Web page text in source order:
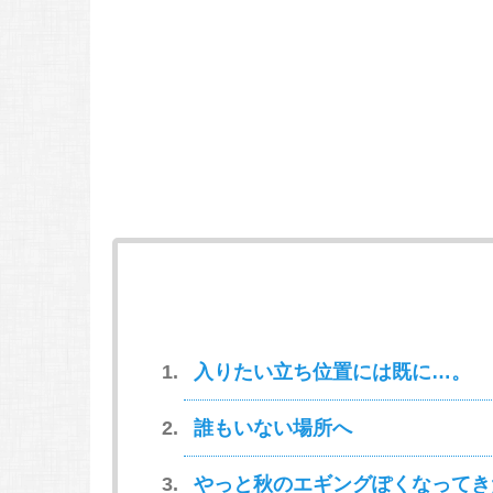
入りたい立ち位置には既に…。
誰もいない場所へ
やっと秋のエギングぽくなってき